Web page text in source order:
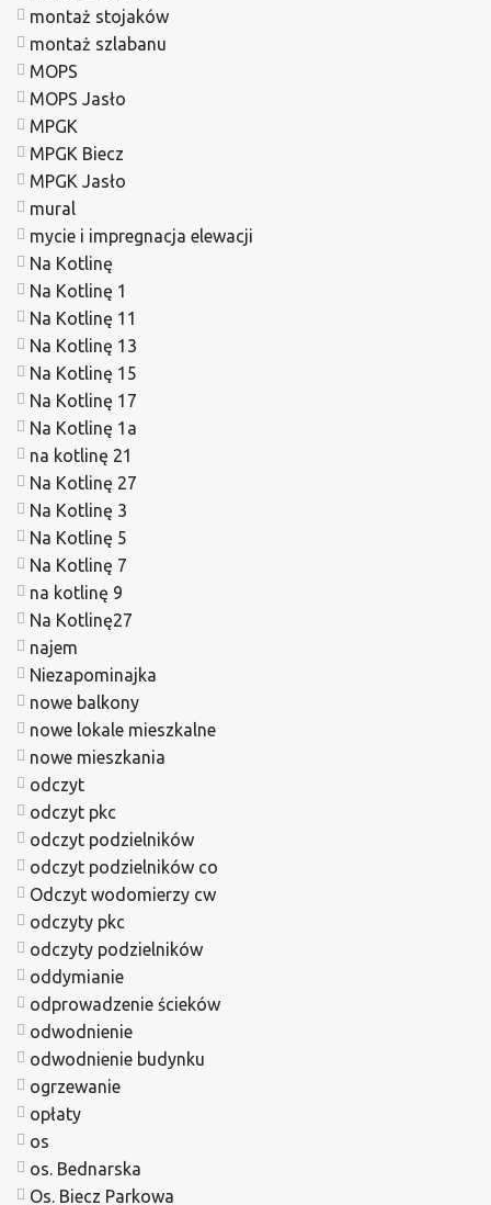
montaż stojaków
montaż szlabanu
MOPS
MOPS Jasło
MPGK
MPGK Biecz
MPGK Jasło
mural
mycie i impregnacja elewacji
Na Kotlinę
Na Kotlinę 1
Na Kotlinę 11
Na Kotlinę 13
Na Kotlinę 15
Na Kotlinę 17
Na Kotlinę 1a
na kotlinę 21
Na Kotlinę 27
Na Kotlinę 3
Na Kotlinę 5
Na Kotlinę 7
na kotlinę 9
Na Kotlinę27
najem
Niezapominajka
nowe balkony
nowe lokale mieszkalne
nowe mieszkania
odczyt
odczyt pkc
odczyt podzielników
odczyt podzielników co
Odczyt wodomierzy cw
odczyty pkc
odczyty podzielników
oddymianie
odprowadzenie ścieków
odwodnienie
odwodnienie budynku
ogrzewanie
opłaty
os
os. Bednarska
Os. Biecz Parkowa